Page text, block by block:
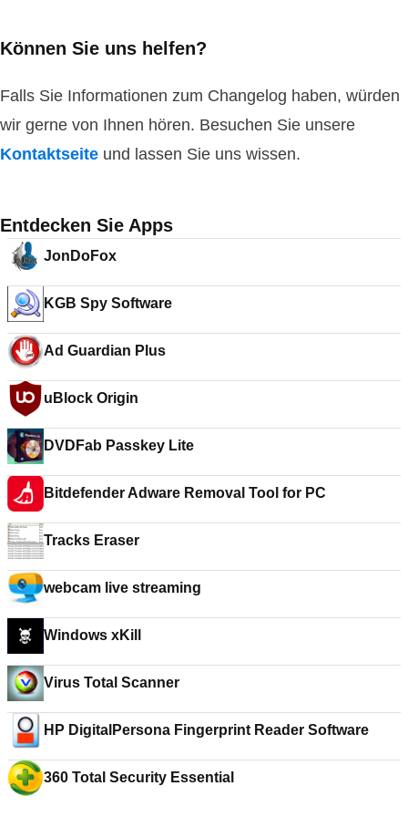
Können Sie uns helfen?
Falls Sie Informationen zum Changelog haben, würden
wir gerne von Ihnen hören. Besuchen Sie unsere
Kontaktseite und lassen Sie uns wissen.
Entdecken Sie Apps
JonDoFox
KGB Spy Software
Ad Guardian Plus
uBlock Origin
DVDFab Passkey Lite
Bitdefender Adware Removal Tool for PC
Tracks Eraser
webcam live streaming
Windows xKill
Virus Total Scanner
HP DigitalPersona Fingerprint Reader Software
360 Total Security Essential